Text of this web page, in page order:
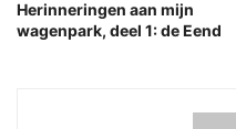
Herinneringen aan mijn
wagenpark, deel 1: de Eend